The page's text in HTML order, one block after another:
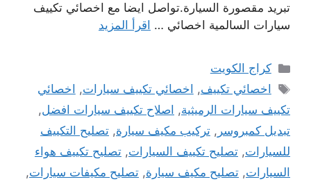
تبريد مقصورة السيارة.تواصل ايضا مع اخصائي تكييف
سيارات السالمية اخصائي … اقرأ المزيد
التصنيفات
كراج الكويت
الوسوم
اخصائي تكييف, اخصائي تكييف سيارات, اخصائي
تكييف سيارات الرميثية, اصلاح تكييف سيارات افضل,
تبديل كمبروسر , تركيب مكيف سيارة, تصليح التكييف
للسيارات, تصليح تكييف السيارات, تصليح تكييف هواء
السيارات, تصليح مكيف سيارة, تصليح مكيفات سيارات,